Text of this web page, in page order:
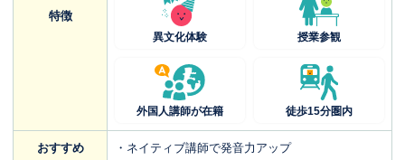
特徴
異文化体験 授業参観
外国人講師が在籍 徒歩15分圏内
おすすめ
・ネイティブ講師で発音力アップ